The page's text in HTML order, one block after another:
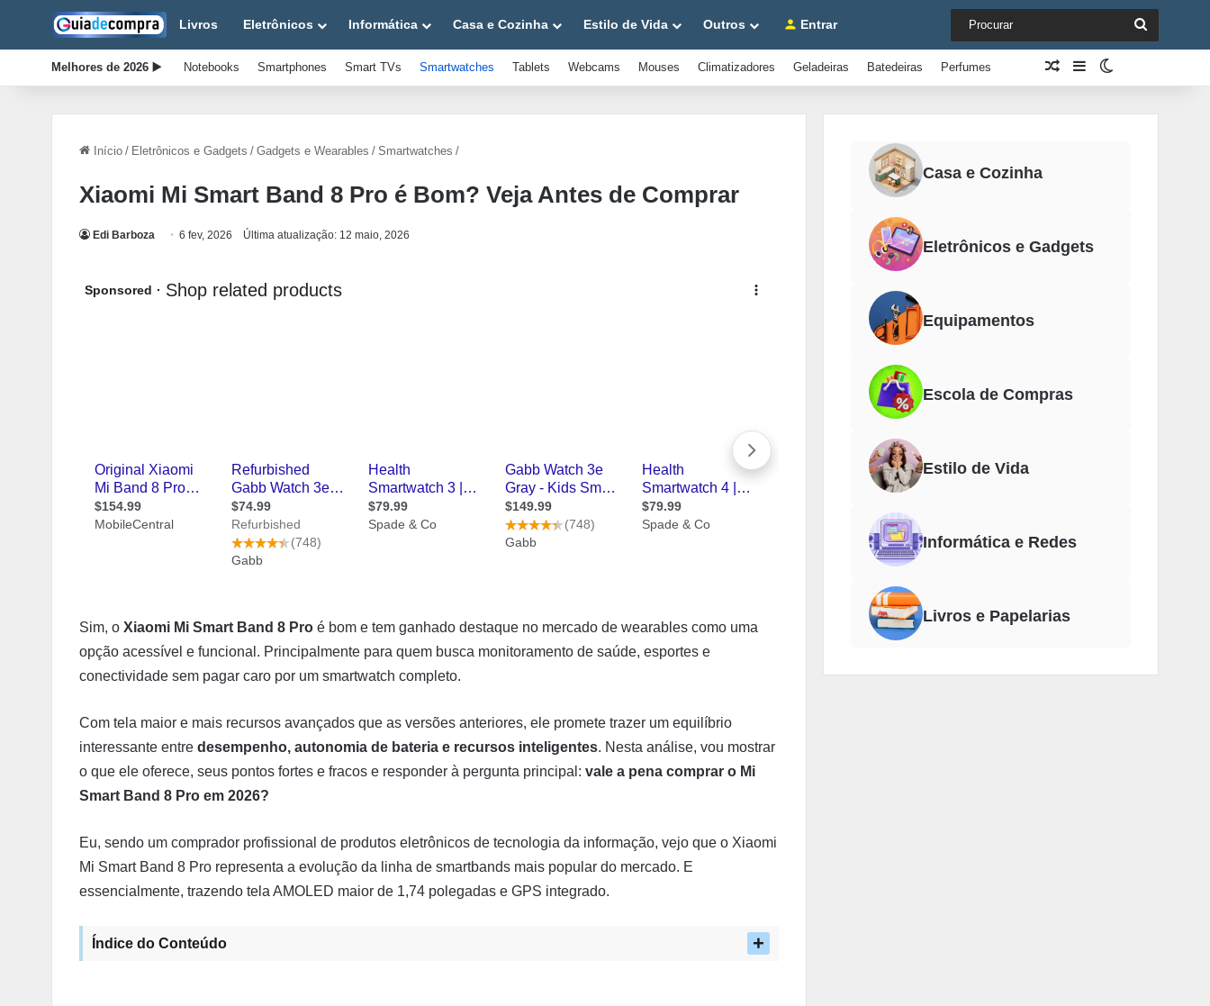
Livros Eletrônicos Informática Casa e Cozinha Estilo de Vida Outros Entrar
Melhores de 2026 ▶️ Notebooks Smartphones Smart TVs Smartwatches Tablets Webcams Mouses Climatizadores Geladeiras Batedeiras Perfumes Artigo aleatório
Barra Lateral
Início / Eletrônicos e Gadgets / Gadgets e Wearables / Smartwatches /
Xiaomi Mi Smart Band 8 Pro é Bom? Veja Antes de Comprar
Edi Barboza 6 fev, 2026 Última atualização: 12 maio, 2026
Sim, o Xiaomi Mi Smart Band 8 Pro é bom e tem ganhado destaque no mercado de wearables como uma
opção acessível e funcional. Principalmente para quem busca monitoramento de saúde, esportes e
conectividade sem pagar caro por um smartwatch completo.
Com tela maior e mais recursos avançados que as versões anteriores, ele promete trazer um equilíbrio
interessante entre desempenho, autonomia de bateria e recursos inteligentes. Nesta análise, vou mostrar
o que ele oferece, seus pontos fortes e fracos e responder à pergunta principal: vale a pena comprar o Mi
Smart Band 8 Pro em 2026?
Eu, sendo um comprador profissional de produtos eletrônicos de tecnologia da informação, vejo que o Xiaomi
Mi Smart Band 8 Pro representa a evolução da linha de smartbands mais popular do mercado. E
essencialmente, trazendo tela AMOLED maior de 1,74 polegadas e GPS integrado.
Índice do Conteúdo
Casa e Cozinha
Eletrônicos e Gadgets
Equipamentos
Escola de Compras
Estilo de Vida
Informática e Redes
Livros e Papelarias